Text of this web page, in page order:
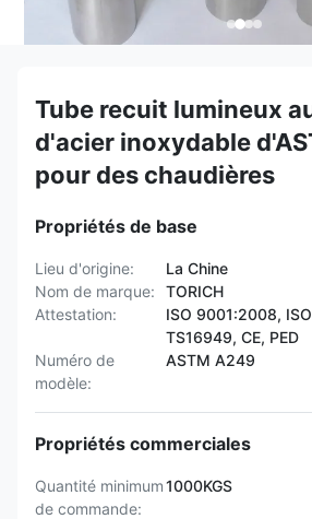
Tube recuit lumineux
d'acier inoxydable
pour des chaudières
Propriétés de base
Lieu d'origine:
La Chine
Nom de marque:
TORICH
Attestation:
ISO 9001:2008,
TS16949, CE, PED
Numéro de
modèle:
ASTM A249
Propriétés commerciales
Quantité minimum
de commande:
1000KGS